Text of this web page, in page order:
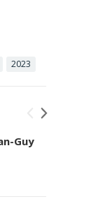
2023
Guy